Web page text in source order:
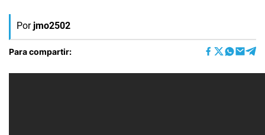
Por jmo2502
Para compartir: